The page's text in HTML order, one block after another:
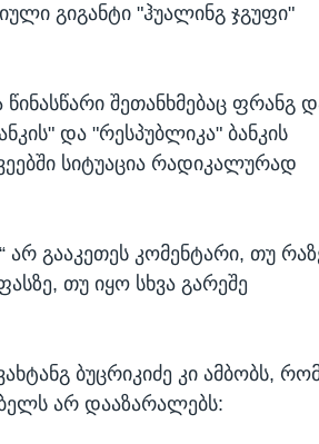
გიგანტი "ჰუალინგ ჯგუფი"
შეთანხმებაც ფრანგ
და "რესპუბლიკა" ბანკის
სიტუაცია რადიკალურად
არ გააკეთეს კომენტარი, თუ
თუ იყო სხვა გარეშე
ბუცრიკიძე კი ამბობს,
არ დააზარალებს: